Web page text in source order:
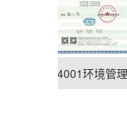
ISO14001环境管理体系